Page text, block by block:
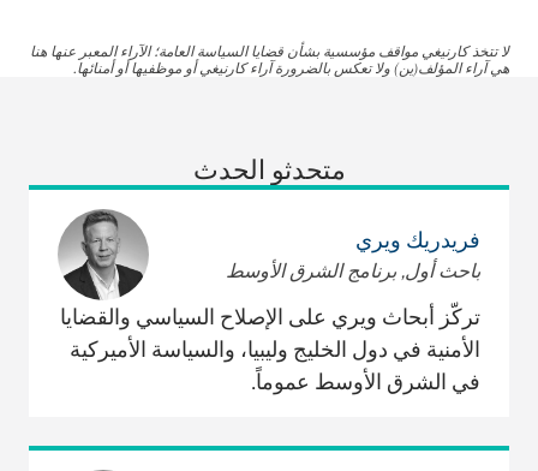
لا تتخذ كارنيغي مواقف مؤسسية بشأن قضايا السياسة العامة؛ الآراء المعبر عنها هنا
هي آراء المؤلف(ين) ولا تعكس بالضرورة آراء كارنيغي أو موظفيها أو أمنائها.
متحدثو الحدث
فريدريك ويري
باحث أول, برنامج الشرق الأوسط
تركّز أبحاث ويري على الإصلاح السياسي والقضايا
الأمنية في دول الخليج وليبيا، والسياسة الأميركية
في الشرق الأوسط عموماً.